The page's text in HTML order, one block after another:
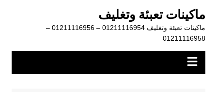
المحتوى
ماكينات تعبئة وتغليف
ماكينات تعبئة وتغليف 01211116954 – 01211116956 –
01211116958